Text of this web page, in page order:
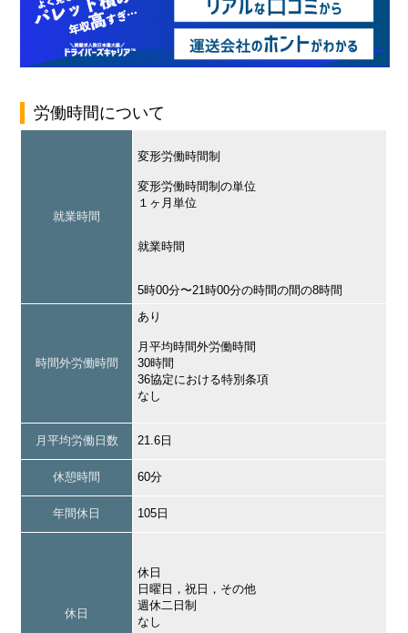
労働時間について
就業時間
変形労働時間制
変形労働時間制の単位
１ヶ月単位
就業時間
5時00分〜21時00分の時間の間の8時間
時間外労働時間
あり
月平均時間外労働時間
30時間
36協定における特別条項
なし
月平均労働日数 21.6日
休憩時間 60分
年間休日 105日
休日
休日
日曜日，祝日，その他
週休二日制
なし